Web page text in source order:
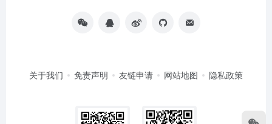
关于我们 免责声明 友链申请 网站地图 隐私政策